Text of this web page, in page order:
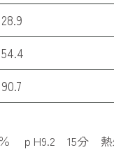
28.9
54.4
90.7
％ ｐH9.2 15分